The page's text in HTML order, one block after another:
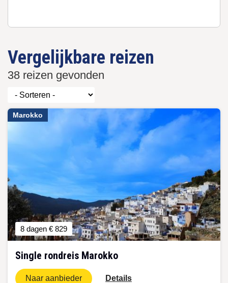
Vergelijkbare reizen
38 reizen gevonden
Marokko
8 dagen € 829
Single rondreis Marokko
Naar aanbieder Details